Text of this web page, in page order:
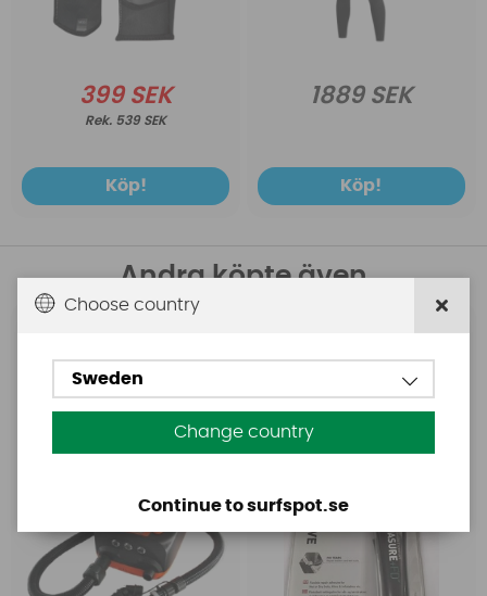
399 SEK
539 SEK
Köp!
1889 SEK
Köp!
Andra köpte även
Base Rechargeable
SUP Pump
Aquasure FD
Choose country
Sweden
Change country
Continue to surfspot.se